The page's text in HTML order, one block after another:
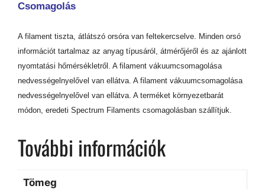
Csomagolás
A filament tiszta, átlátszó orsóra van feltekercselve. Minden orsó
információt tartalmaz az anyag típusáról, átmérőjéről és az ajánlott
nyomtatási hőmérsékletről. A filament vákuumcsomagolása
nedvességelnyelővel van ellátva. A filament vákuumcsomagolása
nedvességelnyelővel van ellátva. A terméket környezetbarát
módon, eredeti Spectrum Filaments csomagolásban szállítjuk.
További információk
Tömeg